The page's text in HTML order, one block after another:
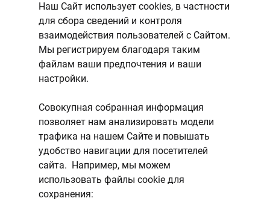
Наш Сайт использует cookies, в частности
для сбора сведений и контроля
взаимодействия пользователей с Сайтом.
Мы регистрируем благодаря таким
файлам ваши предпочтения и ваши
настройки.
Совокупная собранная информация
позволяет нам анализировать модели
трафика на нашем Сайте и повышать
удобство навигации для посетителей
сайта. Например, мы можем
использовать файлы cookie для
сохранения: